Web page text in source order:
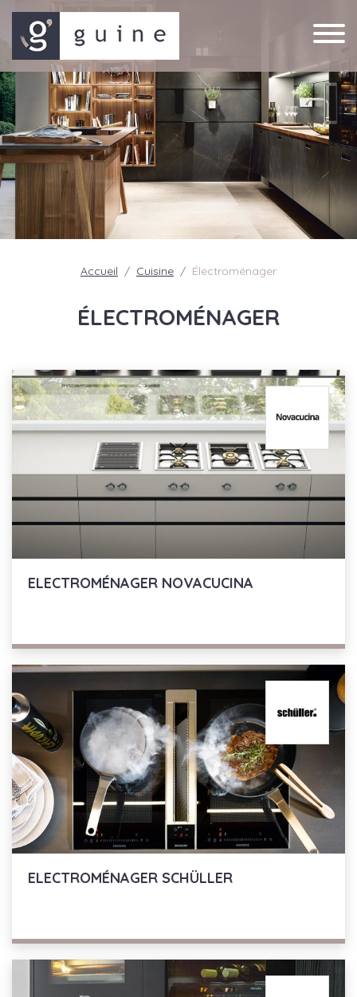
Accueil Cuisine Électroménager
ÉLECTROMÉNAGER
ELECTROMÉNAGER NOVACUCINA
ELECTROMÉNAGER SCHÜLLER